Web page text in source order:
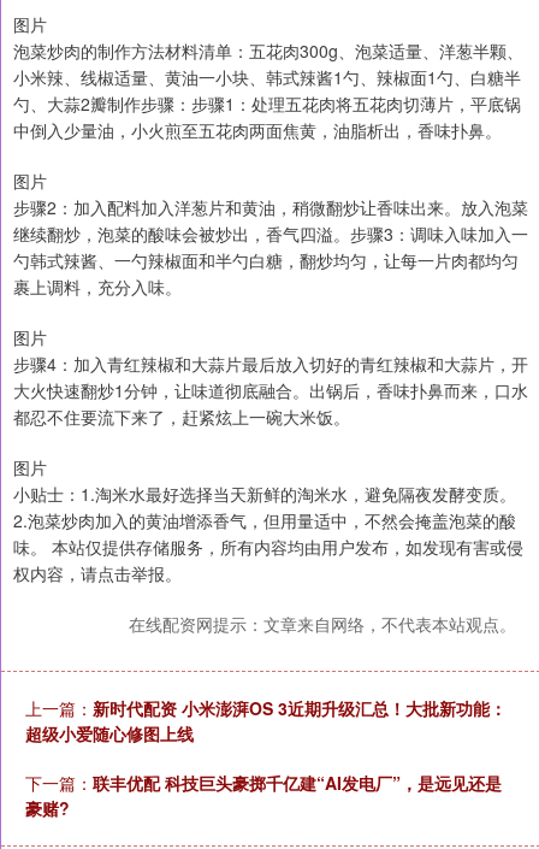
图片
泡菜炒肉的制作方法材料清单：五花肉300g、泡菜适量、洋葱半颗、
小米辣、线椒适量、黄油一小块、韩式辣酱1勺、辣椒面1勺、白糖半
勺、大蒜2瓣制作步骤：步骤1：处理五花肉将五花肉切薄片，平底锅
中倒入少量油，小火煎至五花肉两面焦黄，油脂析出，香味扑鼻。
图片
步骤2：加入配料加入洋葱片和黄油，稍微翻炒让香味出来。放入泡菜
继续翻炒，泡菜的酸味会被炒出，香气四溢。步骤3：调味入味加入一
勺韩式辣酱、一勺辣椒面和半勺白糖，翻炒均匀，让每一片肉都均匀
裹上调料，充分入味。
图片
步骤4：加入青红辣椒和大蒜片最后放入切好的青红辣椒和大蒜片，开
大火快速翻炒1分钟，让味道彻底融合。出锅后，香味扑鼻而来，口水
都忍不住要流下来了，赶紧炫上一碗大米饭。
图片
小贴士：1.淘米水最好选择当天新鲜的淘米水，避免隔夜发酵变质。
2.泡菜炒肉加入的黄油增添香气，但用量适中，不然会掩盖泡菜的酸
味。 本站仅提供存储服务，所有内容均由用户发布，如发现有害或侵
权内容，请点击举报。
在线配资网提示：文章来自网络，不代表本站观点。
上一篇： 新时代配资 小米澎湃OS 3近期升级汇总！大批新功能：
超级小爱随心修图上线
下一篇： 联丰优配 科技巨头豪掷千亿建“AI发电厂”，是远见还是
豪赌?